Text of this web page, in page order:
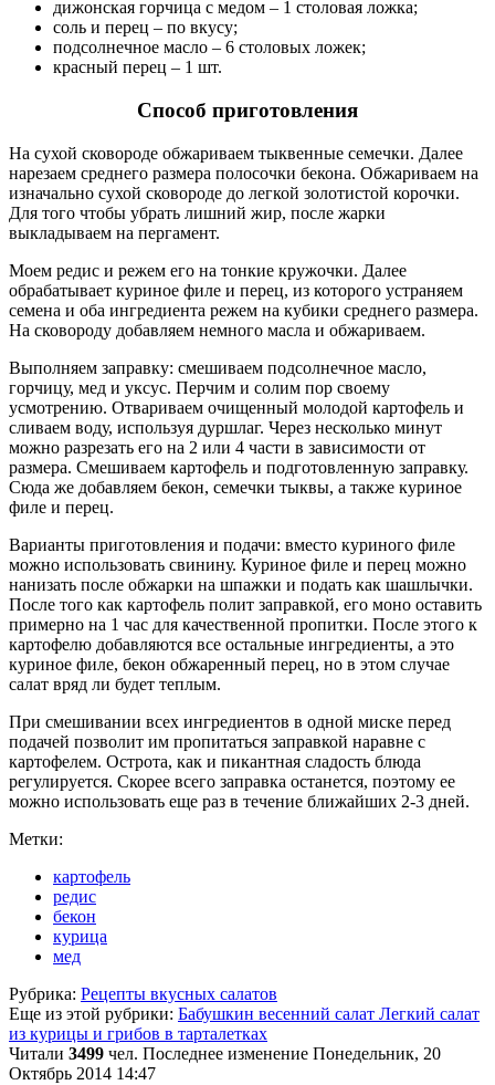
дижонская горчица с медом – 1 столовая ложка;
соль и перец – по вкусу;
подсолнечное масло – 6 столовых ложек;
красный перец – 1 шт.
Способ приготовления
На сухой сковороде обжариваем тыквенные семечки. Далее
нарезаем среднего размера полосочки бекона. Обжариваем на
изначально сухой сковороде до легкой золотистой корочки.
Для того чтобы убрать лишний жир, после жарки
выкладываем на пергамент.
Моем редис и режем его на тонкие кружочки. Далее
обрабатывает куриное филе и перец, из которого устраняем
семена и оба ингредиента режем на кубики среднего размера.
На сковороду добавляем немного масла и обжариваем.
Выполняем заправку: смешиваем подсолнечное масло,
горчицу, мед и уксус. Перчим и солим пор своему
усмотрению. Отвариваем очищенный молодой картофель и
сливаем воду, используя дуршлаг. Через несколько минут
можно разрезать его на 2 или 4 части в зависимости от
размера. Смешиваем картофель и подготовленную заправку.
Сюда же добавляем бекон, семечки тыквы, а также куриное
филе и перец.
Варианты приготовления и подачи: вместо куриного филе
можно использовать свинину. Куриное филе и перец можно
нанизать после обжарки на шпажки и подать как шашлычки.
После того как картофель полит заправкой, его моно оставить
примерно на 1 час для качественной пропитки. После этого к
картофелю добавляются все остальные ингредиенты, а это
куриное филе, бекон обжаренный перец, но в этом случае
салат вряд ли будет теплым.
При смешивании всех ингредиентов в одной миске перед
подачей позволит им пропитаться заправкой наравне с
картофелем. Острота, как и пикантная сладость блюда
регулируется. Скорее всего заправка останется, поэтому ее
можно использовать еще раз в течение ближайших 2-3 дней.
Метки:
картофель
редис
бекон
курица
мед
Рубрика: Рецепты вкусных салатов
Еще из этой рубрики: Бабушкин весенний салат Легкий салат
из курицы и грибов в тарталетках
Читали 3499 чел. Последнее изменение Понедельник, 20
Октябрь 2014 14:47